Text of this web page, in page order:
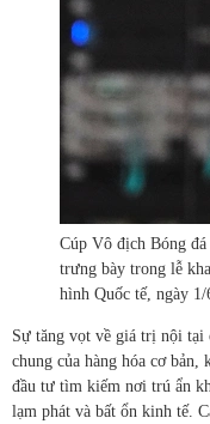
Cúp Vô địch Bóng
trưng bày trong lễ
hình Quốc tế, ngày
Sự tăng vọt về giá trị nội tại
chung của hàng hóa cơ
đầu tư tìm kiếm nơi trú ẩn
lạm phát và bất ổn kinh tế.